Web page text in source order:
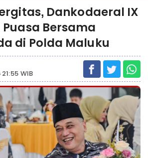
Dankodaeral IX
Bersama
di Polda Maluku
WIB